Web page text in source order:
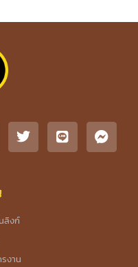
ลิงก์
งาน